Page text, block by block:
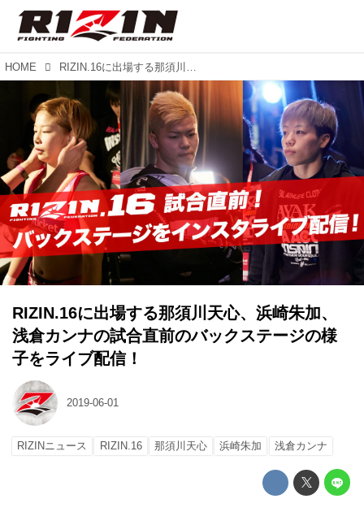
HOME RIZIN.16に出場する那須川天心、浜崎朱加、浅倉カンナの試合直前のバックステージの様子をライブ配信！
RIZIN.16に出場する那須川天心、浜崎朱加、
浅倉カンナの試合直前のバックステージの様
子をライブ配信！
2019-06-01
RIZINニュース RIZIN.16 那須川天心 浜崎朱加 浅倉カンナ